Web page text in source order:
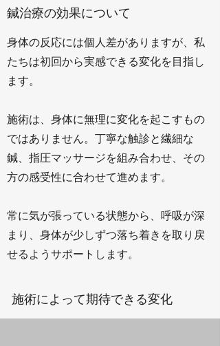
鍼治療の効果について
身体の反応には個人差がありますが、私
たちは初回から実感できる変化を目指し
ます。
施術は、身体に無理に変化を起こすもの
ではありません。丁寧な触診と繊細な
鍼、指圧マッサージを組み合わせ、その
方の感受性に合わせて進めます。
常に気が張っている状態から、呼吸が深
まり、身体が少しずつ落ち着きを取り戻
せるようサポートします。
施術によって期待できる変化